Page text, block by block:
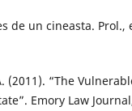
de un cineasta. Prol.,
(2011). “The
Emory Law